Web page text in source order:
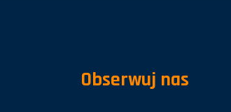
Obserwuj nas